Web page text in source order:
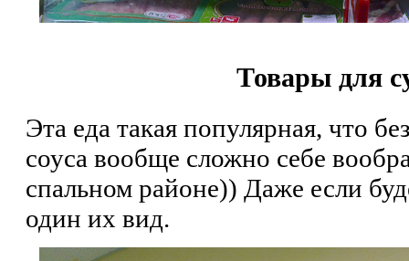
Товары для
Эта еда такая популярная, что
соуса вообще сложно себе
спальном районе)) Даже если
один их вид.